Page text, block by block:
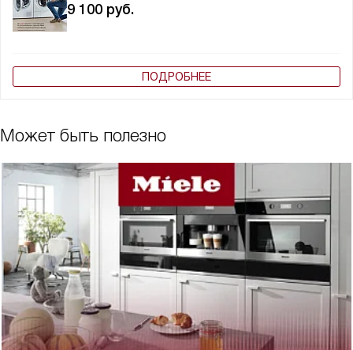
9 100 руб.
ПОДРОБНЕЕ
Может быть полезно